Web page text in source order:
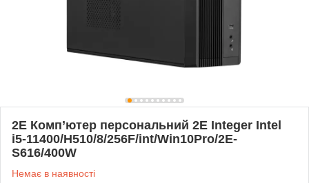
2E Комп’ютер персональний 2E Integer Intel
i5-11400/H510/8/256F/int/Win10Pro/2E-
S616/400W
Немає в наявності